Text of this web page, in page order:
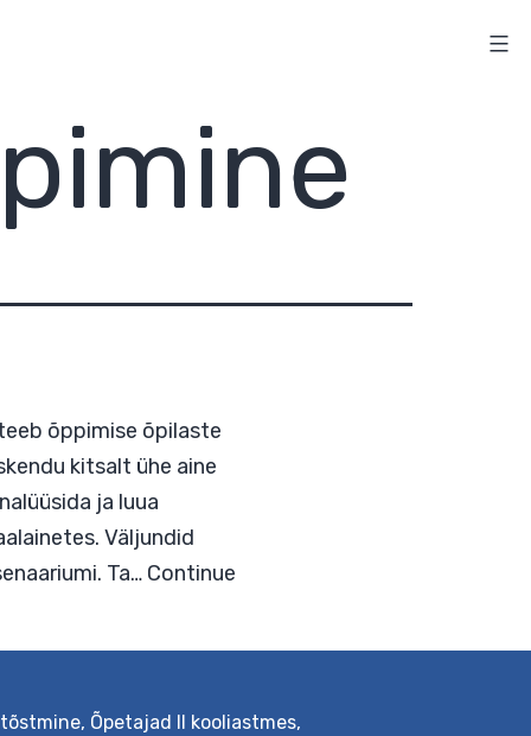
mis teeb õppimise õpilaste
ei keskendu kitsalt ühe aine
analüüsida ja luua
ja sotsiaalainetes. Väljundid
, Õpetajad II kooliastmes,